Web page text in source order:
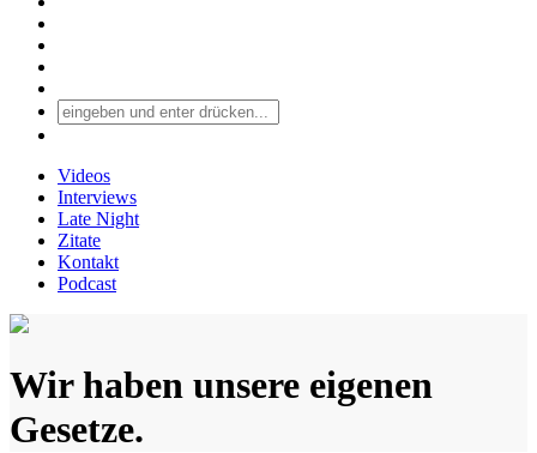
Videos
Interviews
Late Night
Zitate
Kontakt
Podcast
Wir haben unsere eigenen
Gesetze.